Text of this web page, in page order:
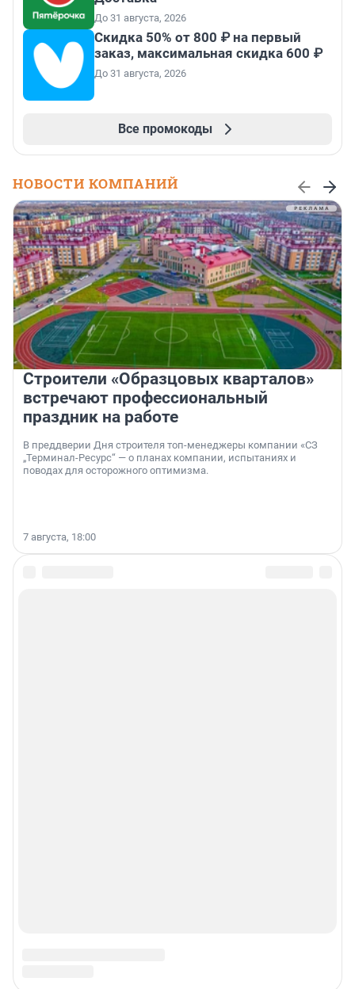
До 31 августа, 2026
Скидка 50% от 800 ₽ на первый
заказ, максимальная скидка 600 ₽
До 31 августа, 2026
Все промокоды
НОВОСТИ КОМПАНИЙ
Строители «Образцовых кварталов»
встречают профессиональный
праздник на работе
В преддверии Дня строителя топ-менеджеры компании «СЗ
„Терминал-Ресурс“ — о планах компании, испытаниях и
поводах для осторожного оптимизма.
7 августа, 18:00